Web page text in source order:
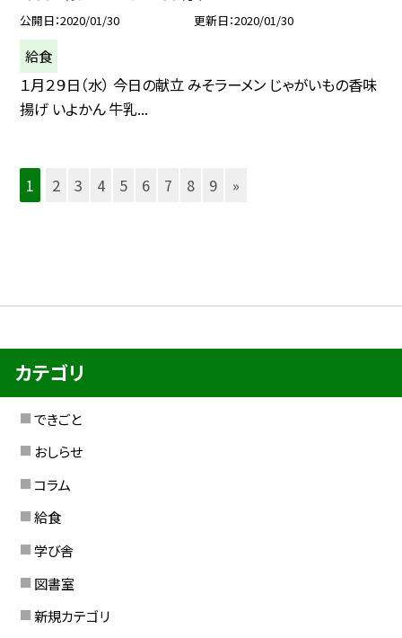
公開日 2020/01/30 更新日 2020/01/30
給食
１月２９日（水） 今日の献立 みそラーメン じゃがいもの香味
揚げ いよかん 牛乳...
1 2 3 4 5 6 7 8 9 »
カテゴリ
できごと
おしらせ
コラム
給食
学び舎
図書室
新規カテゴリ